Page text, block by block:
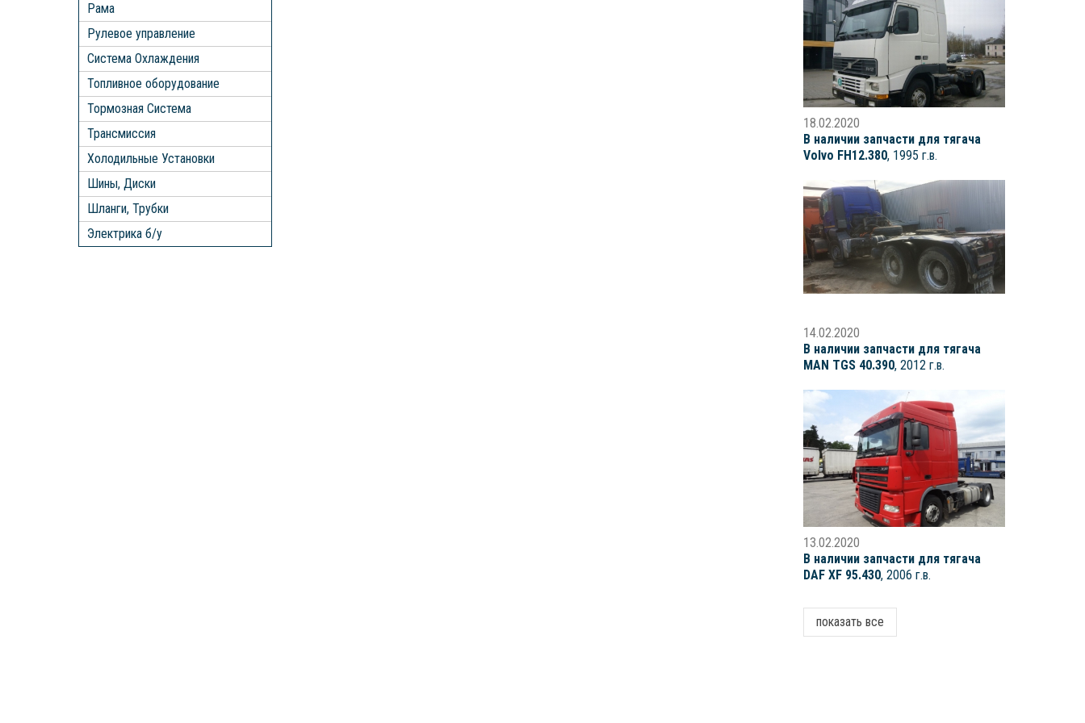
Рама
Рулевое управление
Система Охлаждения
Топливное оборудование
Тормозная Система
Трансмиссия
Холодильные Установки
Шины, Диски
Шланги, Трубки
Электрика б/у
18.02.2020
В наличии запчасти для тягача
Volvo FH12.380, 1995 г.в.
14.02.2020
В наличии запчасти для тягача
MAN TGS 40.390, 2012 г.в.
13.02.2020
В наличии запчасти для тягача
DAF XF 95.430, 2006 г.в.
показать все